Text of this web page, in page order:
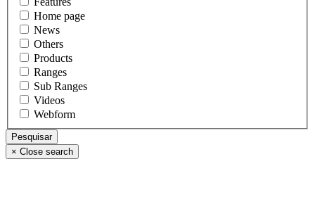
Home page
News
Others
Products
Ranges
Sub Ranges
Videos
Webform
× Close search